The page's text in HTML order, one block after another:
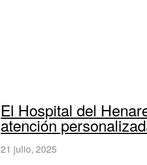
El Hospital del
atención
21 julio, 2025